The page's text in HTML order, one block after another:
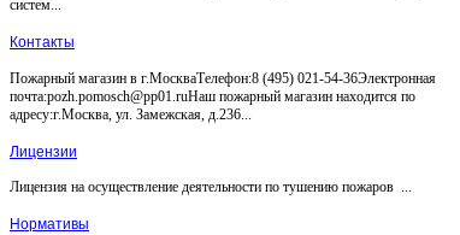
систем...
Контакты
Пожарный магазин в г.МоскваТелефон:8 (495) 021-54-36Электронная
почта:pozh.pomosch@pp01.ruНаш пожарный магазин находится по
адресу:г.Москва, ул. Замежская, д.236...
Лицензии
Лицензия на осуществление деятельности по тушению пожаров ...
Нормативы